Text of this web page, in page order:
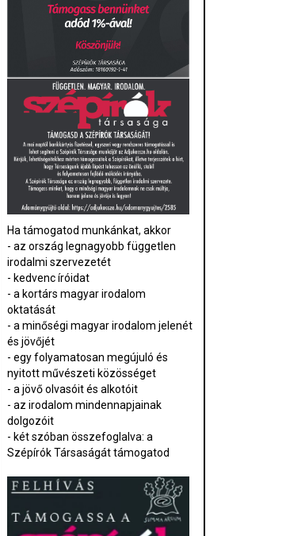
Ha támogatod munkánkat, akkor
- az ország legnagyobb független
irodalmi szervezetét
- kedvenc íróidat
- a kortárs magyar irodalom
oktatását
- a minőségi magyar irodalom jelenét
és jövőjét
- egy folyamatosan megújuló és
nyitott művészeti közösséget
- a jövő olvasóit és alkotóit
- az irodalom mindennapjainak
dolgozóit
- két szóban összefoglalva: a
Szépírók Társaságát támogatod